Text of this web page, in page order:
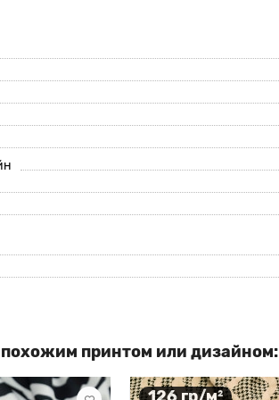
похожим принтом или дизайном:
126 гр/м²